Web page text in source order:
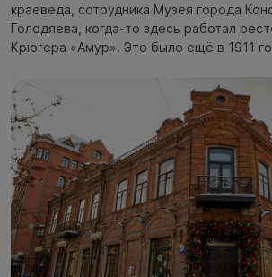
краеведа, сотрудника Музея города
Голодяева, когда-то здесь работал
Крюгера «Амур». Это было ещё в 1911